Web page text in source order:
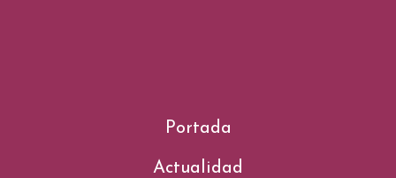
Portada
Actualidad